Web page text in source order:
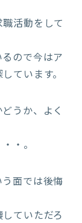
活動をして
ので今はア
ています。
うか、よく
・。
面では後悔
ていただろ